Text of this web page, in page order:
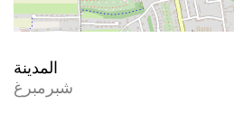
المدينة
شبرمبرغ